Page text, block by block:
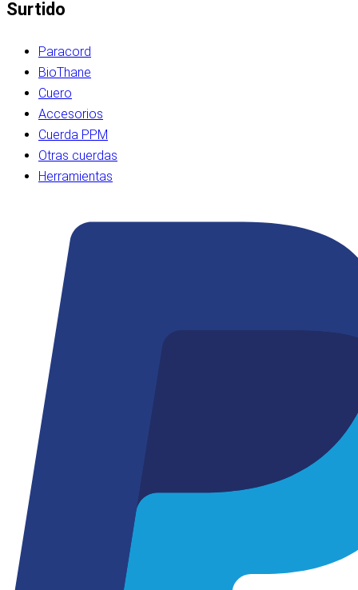
Surtido
Paracord
BioThane
Cuero
Accesorios
Cuerda PPM
Otras cuerdas
Herramientas